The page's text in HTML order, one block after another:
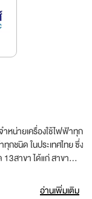
หน่ายเครื่องใช้ไฟฟ้าทุก
กชนิด ในประเทศไทย ซึ่ง
สาขา ได้แก่ สาขา
และงานบริการอย่าง
อ่านเพิ่มเติม